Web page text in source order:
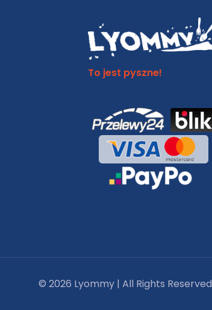
To jest pyszne!
© 2026 Lyommy | All Rights Reserved